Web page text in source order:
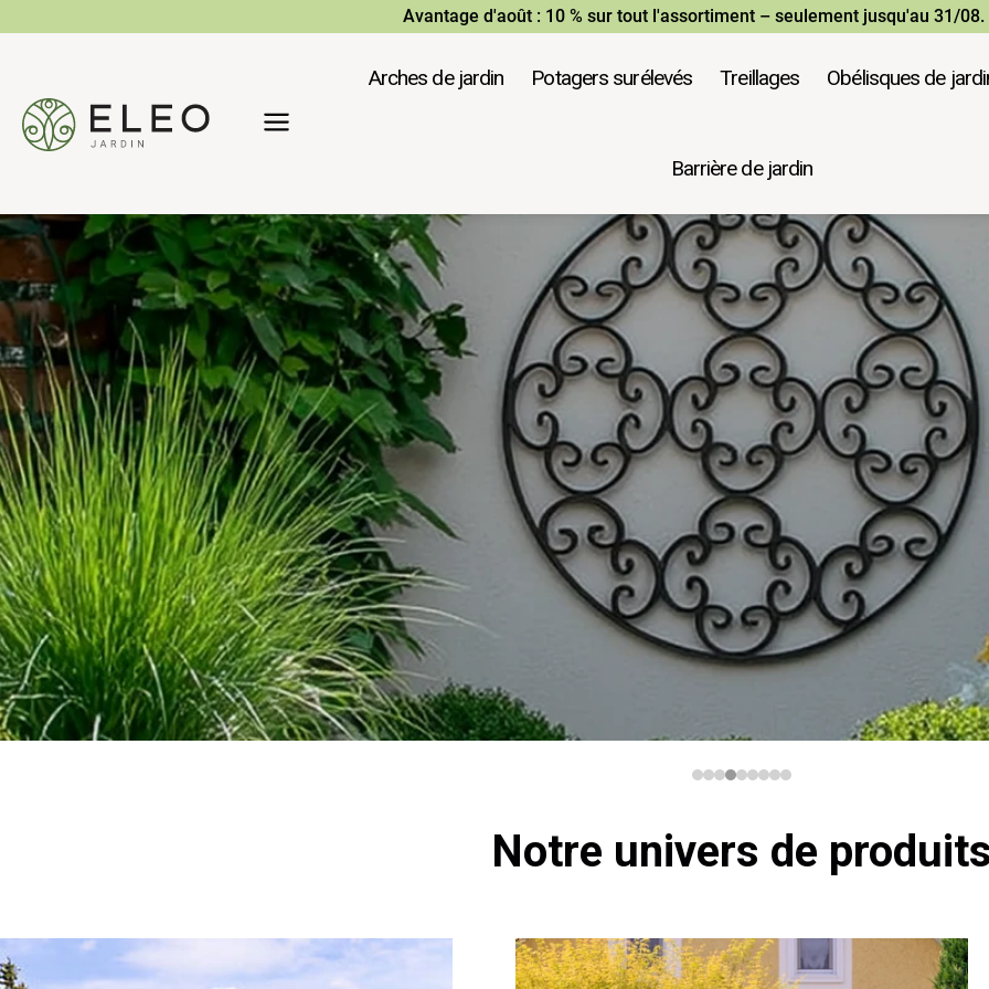
directement
Avantage d'août : 10 % sur tout l'assortiment – seulement jusqu'au 31/08.
Arches de jardin Potagers surélevés Treillages Obélisques de
Barrière de jardin
Notre univers de